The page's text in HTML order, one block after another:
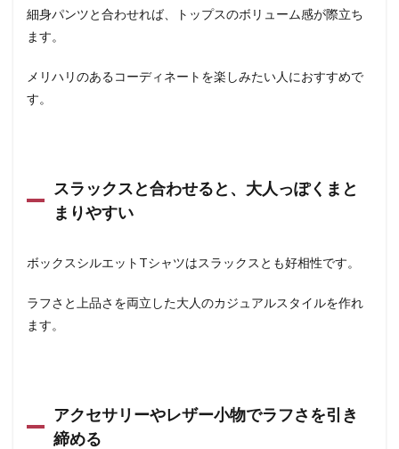
細身パンツと合わせれば、トップスのボリューム感が際立ち
ます。
メリハリのあるコーディネートを楽しみたい人におすすめで
す。
スラックスと合わせると、大人っぽくまと
まりやすい
ボックスシルエットTシャツはスラックスとも好相性です。
ラフさと上品さを両立した大人のカジュアルスタイルを作れ
ます。
アクセサリーやレザー小物でラフさを引き
締める